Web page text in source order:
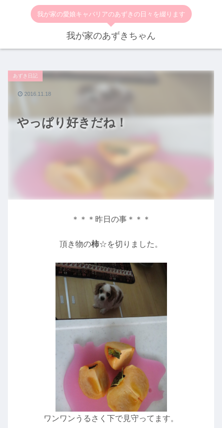
我が家の愛娘キャバリアのあずきの日々を綴ります
我が家のあずきちゃん
やっぱり好きだね！
あずき日記
2016.11.18
＊＊＊昨日の事＊＊＊
頂き物の柿☆を切りました。
ワンワンうるさく下で見守ってます。